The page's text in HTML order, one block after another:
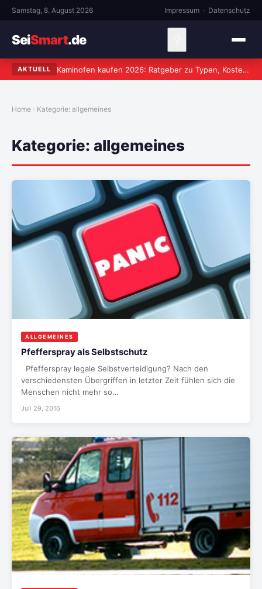
Samstag, 8. August 2026 Impressum · Datenschutz
SeiSmart.de
AKTUELL Kaminofen kaufen 2026: Ratgeber zu Typen, Kosten und worauf wirklich zu achten ist
Home Kategorie: allgemeines
Kategorie: allgemeines
ALLGEMEINES
Pfefferspray als Selbstschutz
Pfefferspray legale Selbstverteidigung? Nach den
verschiedensten Übergriffen in letzter Zeit fühlen sich die
Menschen nicht mehr so…
Juli 29, 2016